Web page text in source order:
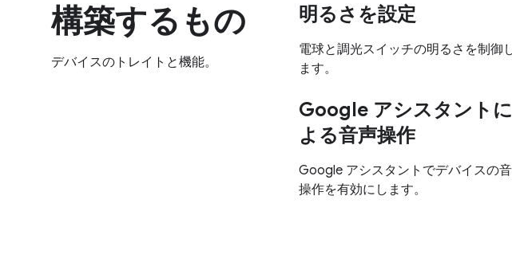
構築するもの
デバイスのトレイトと機能。
明るさを設定
電球と調光スイッチの明るさを制御
ます。
Google アシスタントに
よる音声操作
Google アシスタントでデバイスの
操作を有効にします。